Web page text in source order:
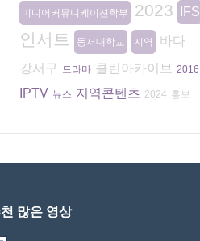
미디어커뮤니케이션학부 2023 IFS
인서트 동서대학교 지역
바다
강서구 드라마 클린아카이브 2016
IPTV 뉴스 지역콘텐츠 2024 홍보
많은 영상